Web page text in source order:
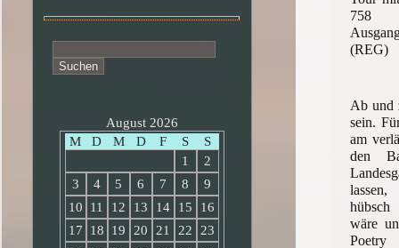
758
(REG)
Ab und
sein.
am
den
wäre
nach:
August 2026
M
D M D F S
S
1
2
3
4 5 6 7 8
9
10
11 12 13 14 15
16
17
18 19 20 21 22
23